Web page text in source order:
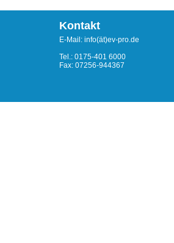
Kontakt
E-Mail: info(ät)ev-pro.de
Tel.: 0175-401 6000
Fax: 07256-944367